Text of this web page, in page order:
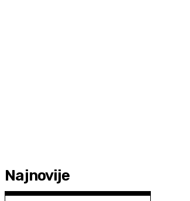
Najnovije